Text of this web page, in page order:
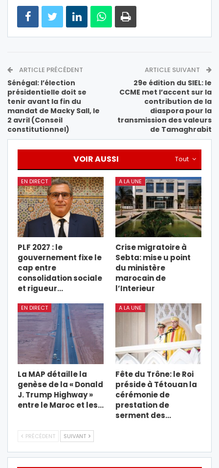
ARTICLE PRÉCÉDENT
Sénégal: l’élection
présidentielle doit se
tenir avant la fin du
mandat de Macky Sall, le
2 avril (Conseil
constitutionnel)
ARTICLE SUIVANT
29e édition du SIEL: le
CCME met l’accent sur la
contribution de la
diaspora pour la
transmission des valeurs
de Tamaghrabit
Tout
VOIR AUSSI
EN DIRECT
PLF 2027 : le
gouvernement fixe le
cap entre
consolidation sociale
et rigueur…
A LA UNE
Crise migratoire à
Sebta: mise u point
du ministère
marocain de
l’Interieur
EN DIRECT
La MAP détaille la
genèse de la « Donald
J. Trump Highway »
entre le Maroc et les…
A LA UNE
Fête du Trône: le Roi
préside à Tétouan la
cérémonie de
prestation de
serment des…
PRÉCÉDENT SUIVANT